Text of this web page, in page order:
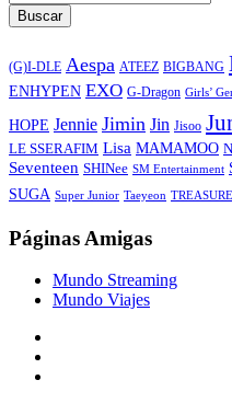
Buscar
(G)I-DLE Aespa ATEEZ BIGBANG
ENHYPEN EXO G-Dragon Girls’
HOPE Jennie Jimin Jin Jisoo
LE SSERAFIM Lisa MAMAMOO
Seventeen SHINee SM Entertainment
SUGA Super Junior Taeyeon TREASURE
Páginas Amigas
Mundo Streaming
Mundo Viajes